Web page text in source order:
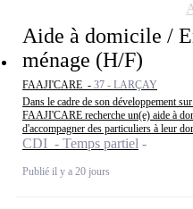
Aide à domicile /
ménage (H/F)
FAAJI'CARE - 37 - LARÇAY
Dans le cadre de son développement
FAAJI'CARE recherche un(e) aide à
d'accompagner des particuliers à leur
CDI - Temps partiel
Publié il y a 20 jours